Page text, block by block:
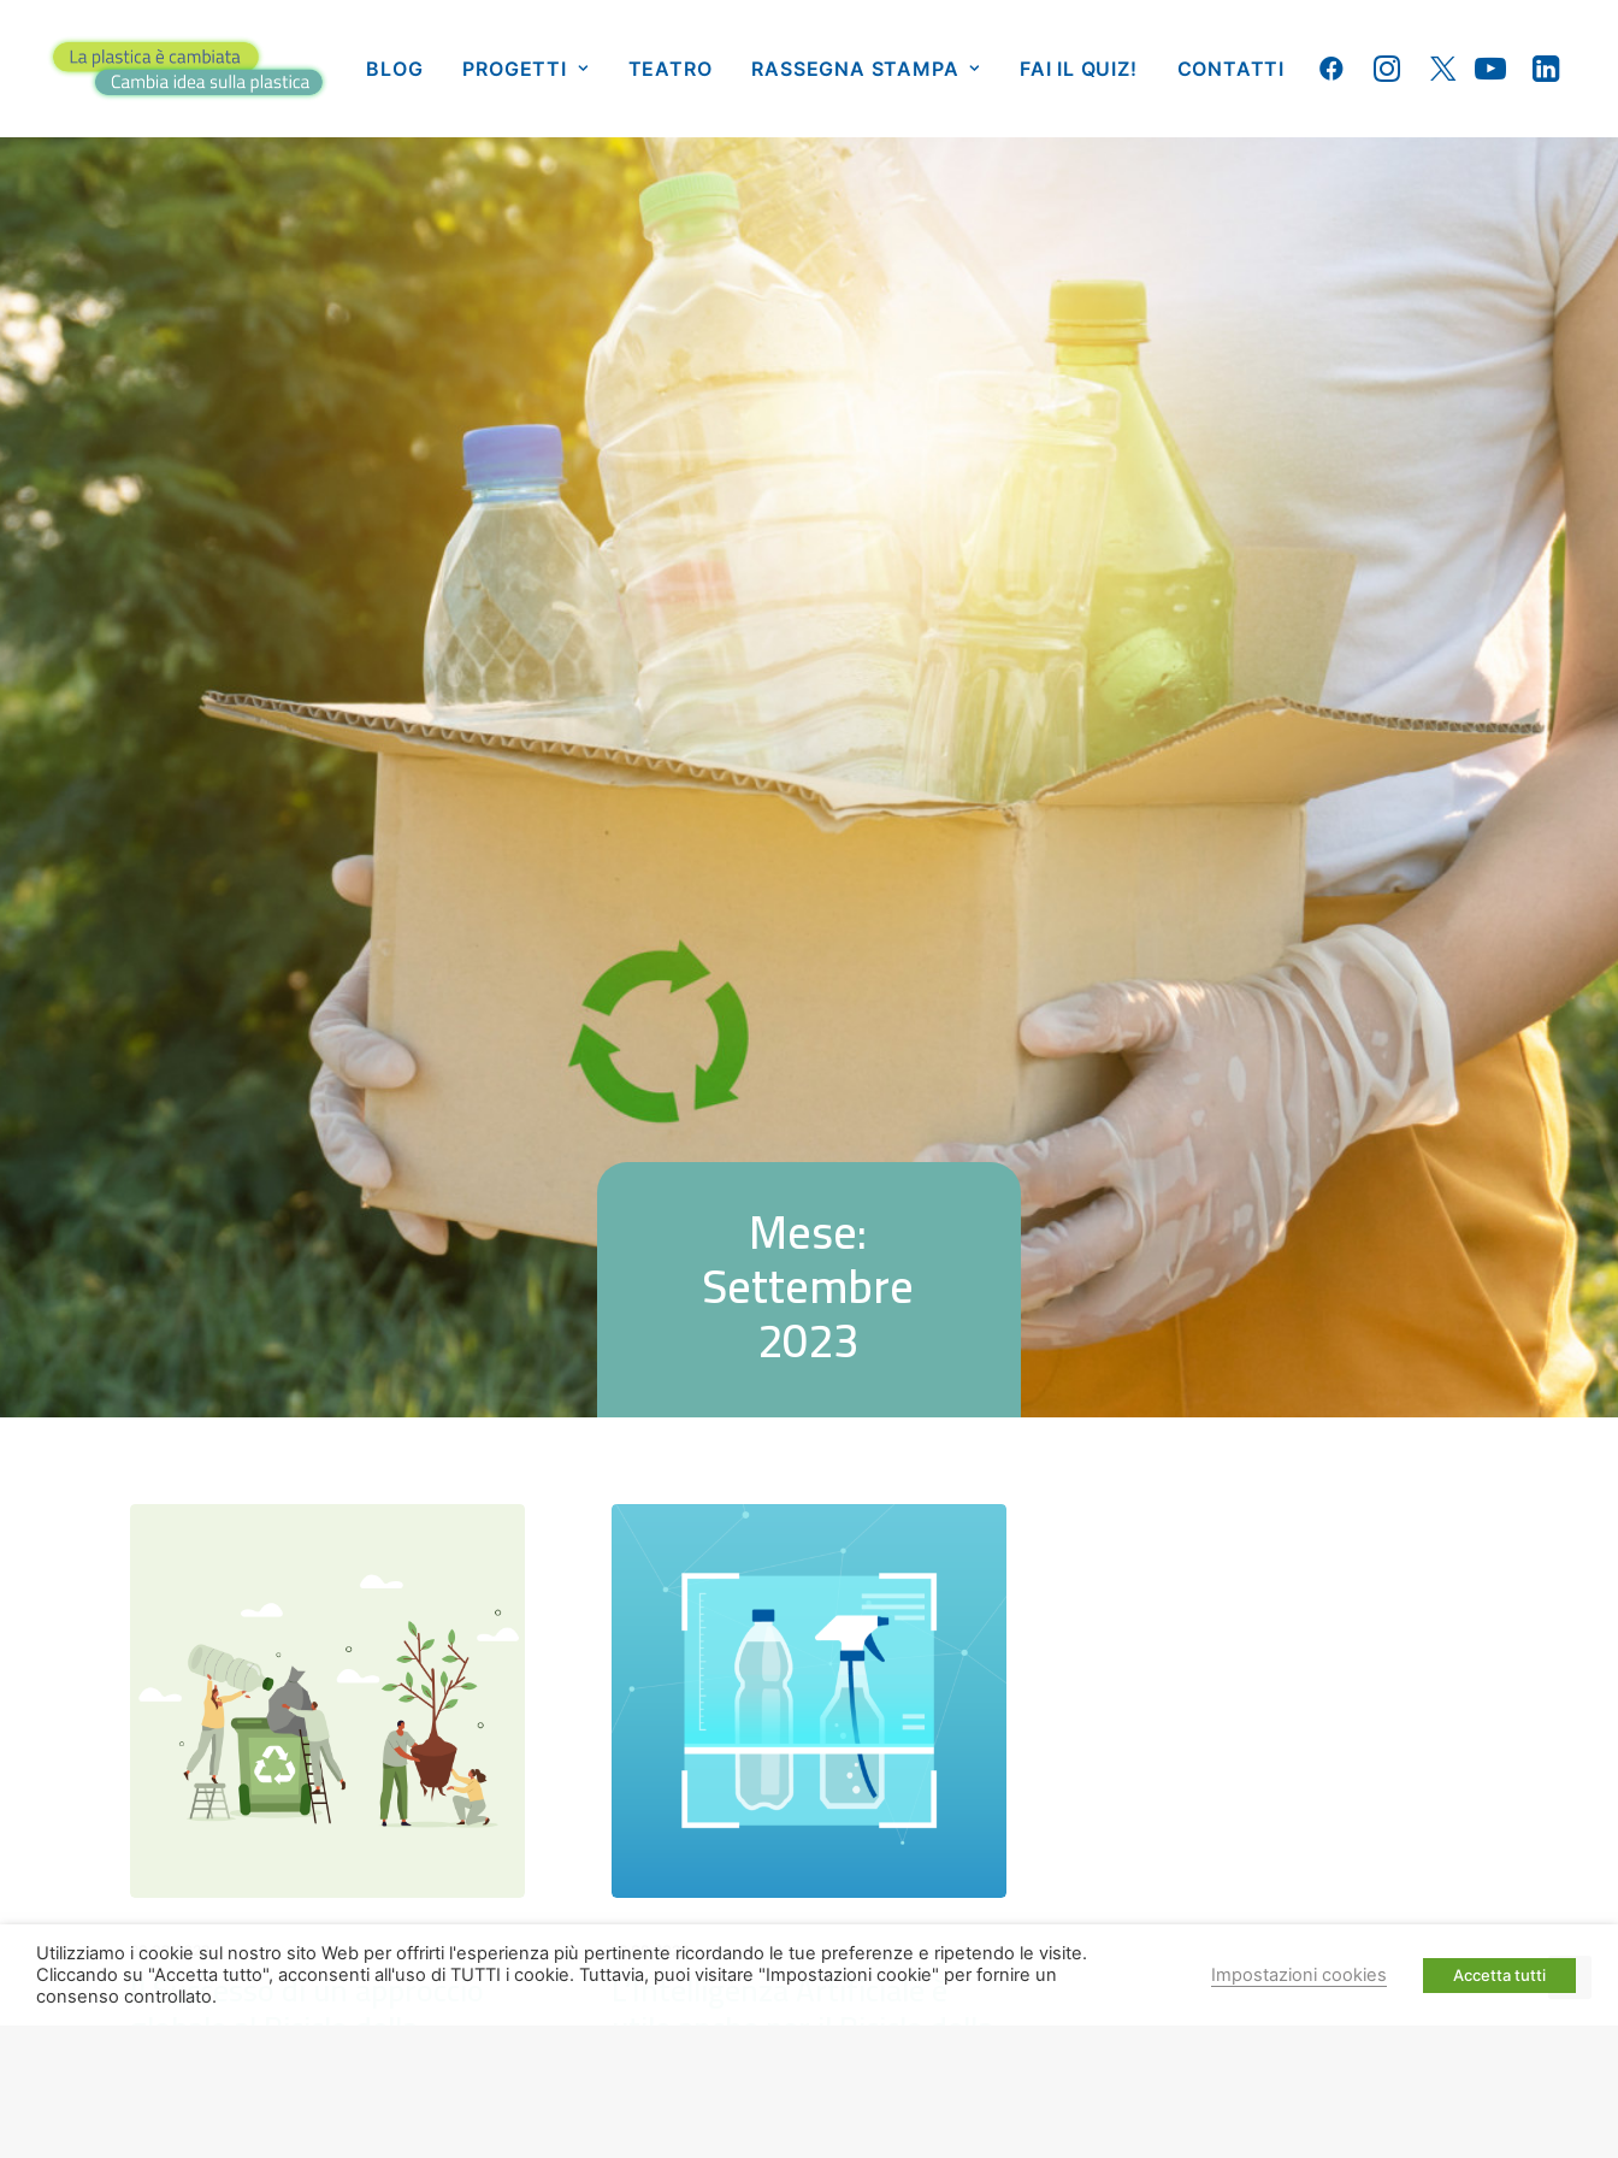
BLOG PROGETTI TEATRO RASSEGNA STAMPA FAI IL QUIZ! CONTATTI
Mese:
Settembre
2023
29.09.2023
Il Successo di un approccio
12.09.2023
L’Intelligenza Artificiale è
Utilizziamo i cookie sul nostro sito Web per offrirti l'esperienza più pertinente ricordando le tue preferenze e ripetendo le visite.
Cliccando su "Accetta tutto", acconsenti all'uso di TUTTI i cookie. Tuttavia, puoi visitare "Impostazioni cookie" per fornire un
consenso controllato.
Impostazioni cookies Accetta tutti